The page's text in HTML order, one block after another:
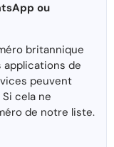
ou
britannique
applications de
peuvent
cela ne
de notre liste.